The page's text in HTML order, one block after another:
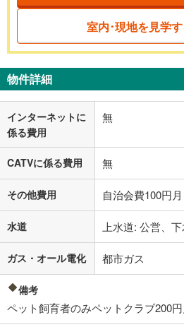
室内･現地を見学
物件詳細
インターネットに
係る費用
無
CATVに係る費用 無
その他費用 自治会費100円月
水道 上水道: 公営、
ガス・オール電化 都市ガス
備考
ペット飼育者のみペットクラブ200